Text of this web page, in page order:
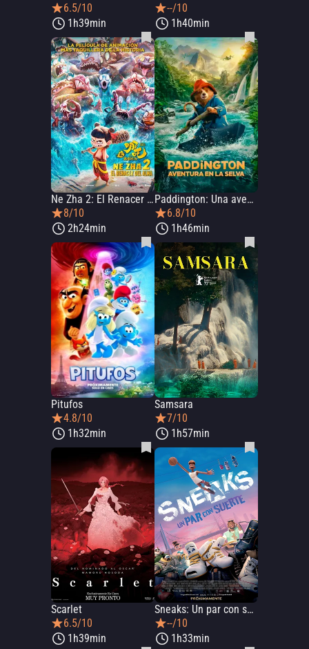
6.5/10
1h39min
--/10
1h40min
Ne Zha 2: El Renacer Del Alma
8/10
2h24min
Paddington: Una aventura en la selva
6.8/10
1h46min
Pitufos
4.8/10
1h32min
Samsara
7/10
1h57min
Scarlet
6.5/10
1h39min
Sneaks: Un par con suerte
--/10
1h33min